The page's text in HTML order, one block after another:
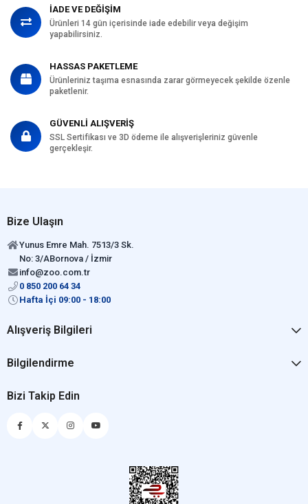
İADE VE DEĞİŞİM
Ürünleri 14 gün içerisinde iade edebilir veya değişim
yapabilirsiniz.
HASSAS PAKETLEME
Ürünleriniz taşıma esnasında zarar görmeyecek şekilde özenle
paketlenir.
GÜVENLİ ALIŞVERİŞ
SSL Sertifikası ve 3D ödeme ile alışverişleriniz güvenle
gerçekleşir.
Bize Ulaşın
Yunus Emre Mah. 7513/3 Sk.
No: 3/ABornova / İzmir
info@zoo.com.tr
0 850 200 64 34
Hafta İçi 09:00 - 18:00
Alışveriş Bilgileri
Bilgilendirme
Bizi Takip Edin